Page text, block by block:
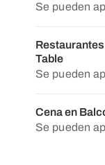
Se pueden
Table
Se pueden
Cena en
Se pueden